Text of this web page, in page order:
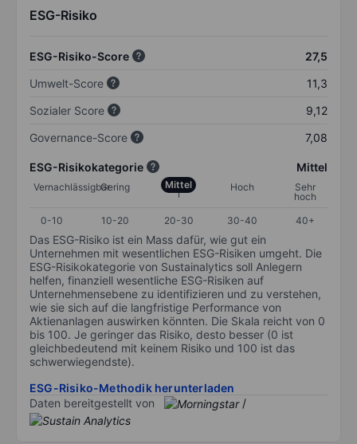
ESG-Risiko
ESG-Risiko-Score
27,5
Umwelt-Score
11,3
Sozialer Score
9,12
Governance-Score
7,08
ESG-Risikokategorie Mittel
VernachlässigbarGering Mittel Hoch
Sehr
hoch
0-10
10-20 20-30 30-40 40+
Das ESG-Risiko ist ein Mass dafür, wie gut ein
Unternehmen mit wesentlichen ESG-Risiken umgeht. Die
ESG-Risikokategorie von Sustainalytics soll Anlegern
helfen, finanziell wesentliche ESG-Risiken auf
Unternehmensebene zu identifizieren und zu verstehen,
wie sie sich auf die langfristige Performance von
Aktienanlagen auswirken könnten. Die Skala reicht von 0
bis 100. Je geringer das Risiko, desto besser (0 ist
gleichbedeutend mit keinem Risiko und 100 ist das
schwerwiegendste).
ESG-Risiko-Methodik herunterladen
Daten bereitgestellt von
/